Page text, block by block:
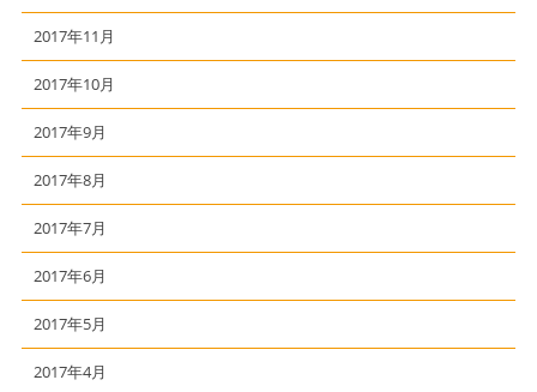
2017年11月
2017年10月
2017年9月
2017年8月
2017年7月
2017年6月
2017年5月
2017年4月